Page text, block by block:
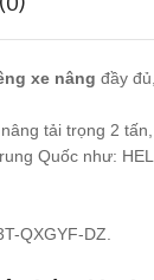
xe nâng đầy
tải trọng 2
Quốc như:
QXGYF-DZ.